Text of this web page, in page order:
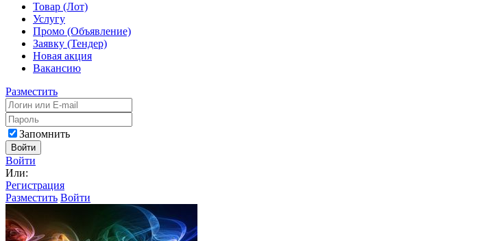
Товар (Лот)
Услугу
Промо (Объявление)
Заявку (Тендер)
Новая акция
Вакансию
Разместить
Запомнить
Войти
Войти
Или:
Регистрация
Разместить Войти